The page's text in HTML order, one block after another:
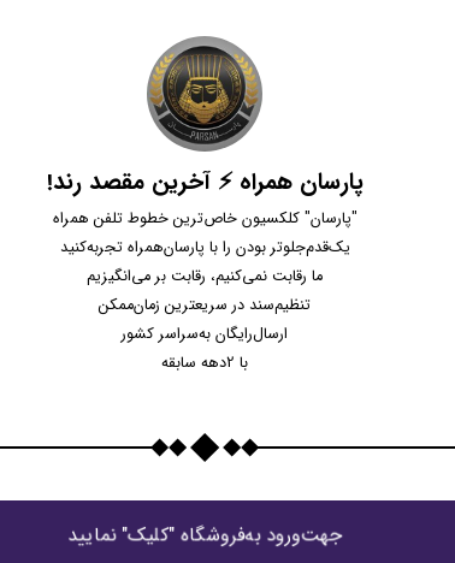
پارسان همراه ⚡ آخرین مقصد رند!
"پارسان" کلکسیون خاص‌ترین خطوط تلفن همراه
یک‌قدم‌جلوتر بودن را با پارسان‌همراه تجربه‌کنید
ما رقابت نمی‌کنیم، رقابت بر می‌انگیزیم
تنظیم‌سند در سریعترین زمان‌ممکن
ارسال‌رایگان به‌سراسر کشور
با 2دهه سابقه
جهت‌ورود به‌فروشگاه "كليک" نماييد